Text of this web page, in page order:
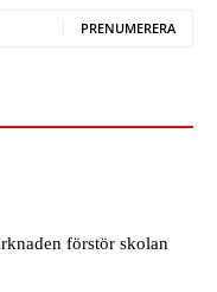
PRENUMERERA
förstör skolan